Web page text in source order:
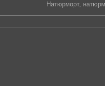
Натюрморт,